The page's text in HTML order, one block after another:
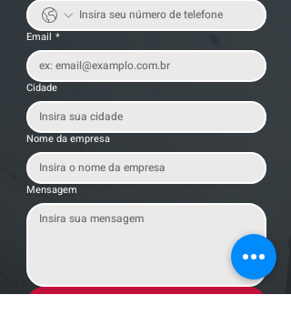
Email *
Cidade
Nome da empresa
Mensagem